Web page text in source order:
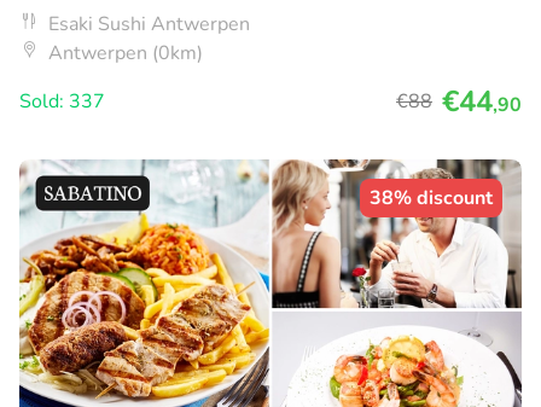
Esaki Sushi Antwerpen
Antwerpen (0km)
Sold: 337
€88 €44,90
38% discount